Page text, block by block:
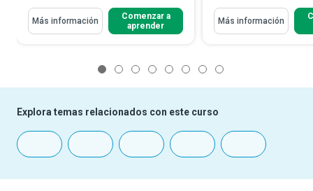
Más información
Comenzar a
aprender
Más información
Explora temas relacionados con este curso